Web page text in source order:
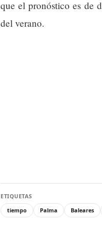
que el pronóstico es de
del verano.
ETIQUETAS
tiempo
Palma Baleares